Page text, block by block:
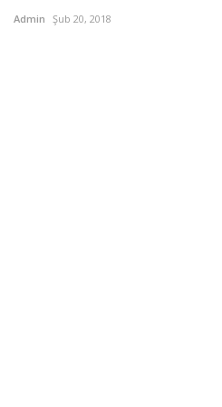
Admin Şub 20, 2018